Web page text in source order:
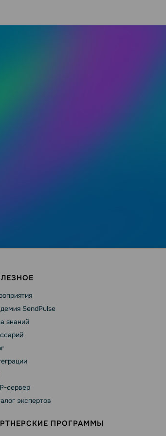
SendPulse
знаний
сервер
экспертов
ПРОГРАММЫ